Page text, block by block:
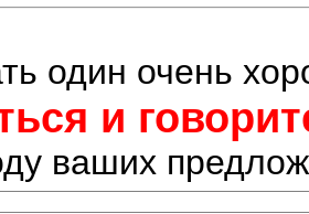
один очень
и
ваших